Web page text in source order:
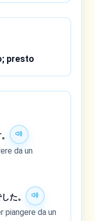
presto
。
da un
た。
piangere da un